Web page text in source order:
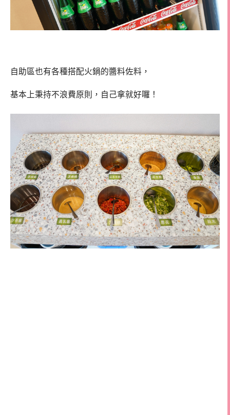
自助區也有各種搭配火鍋的醬料佐料，
基本上秉持不浪費原則，自己拿就好囉！